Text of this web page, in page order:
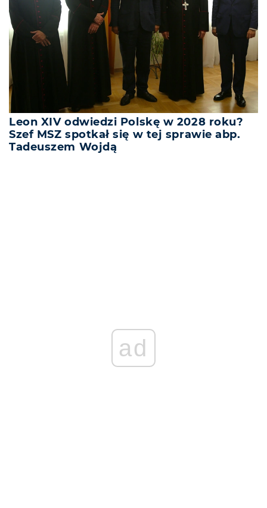
Leon XIV odwiedzi Polskę w 2028 roku?
Szef MSZ spotkał się w tej sprawie abp.
Tadeuszem Wojdą